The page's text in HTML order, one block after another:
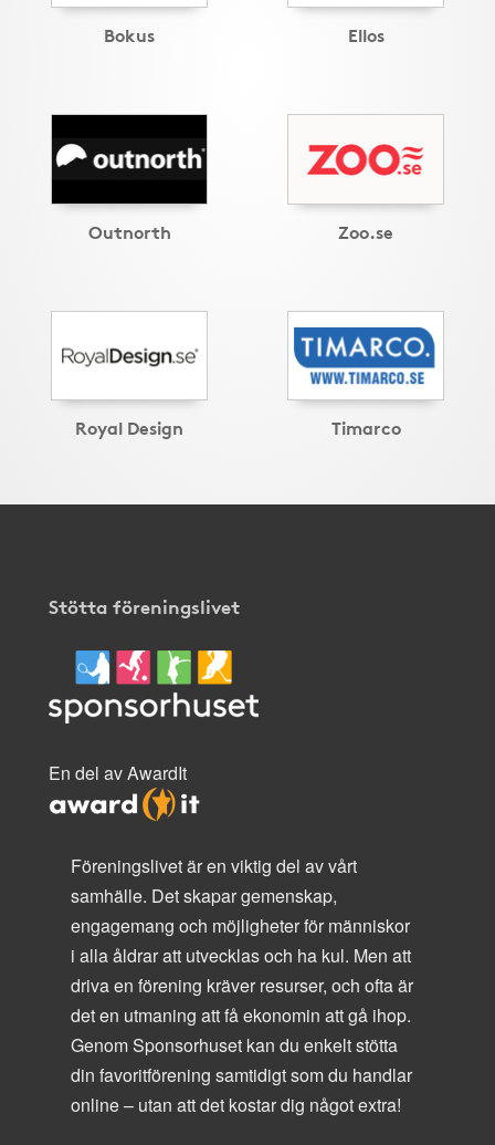
Bokus Ellos
Outnorth Zoo.se
Royal Design Timarco
Stötta föreningslivet
En del av AwardIt
Föreningslivet är en viktig del av vårt
samhälle. Det skapar gemenskap,
engagemang och möjligheter för människor
i alla åldrar att utvecklas och ha kul. Men att
driva en förening kräver resurser, och ofta är
det en utmaning att få ekonomin att gå ihop.
Genom Sponsorhuset kan du enkelt stötta
din favoritförening samtidigt som du handlar
online – utan att det kostar dig något extra!